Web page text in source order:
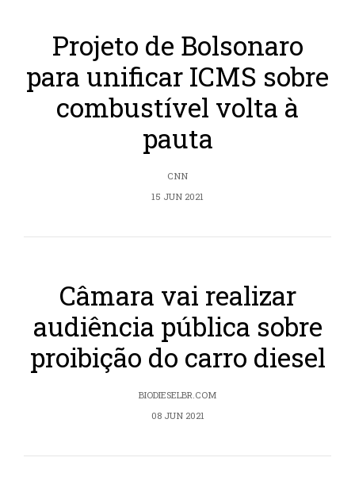
Projeto de Bolsonaro
para unificar ICMS sobre
combustível volta à
pauta
CNN
15 JUN 2021
Câmara vai realizar
audiência pública sobre
proibição do carro diesel
BIODIESELBR.COM
08 JUN 2021